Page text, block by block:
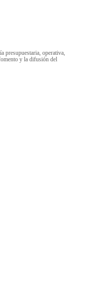
presupuestaria, operativa,
y la difusión del